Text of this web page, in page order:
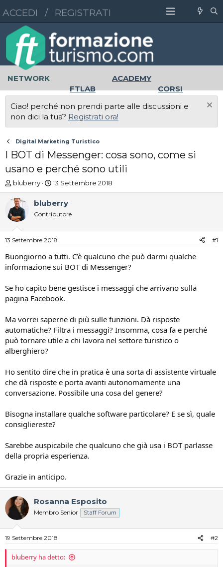
ACCEDI / REGISTRATI
NETWORK
ACADEMY
FTLAB
CORSI
LAVORO
Ciao! perché non prendi parte alle discussioni e
non dici la tua? Registrati ora!
Digital Marketing Turistico
I BOT di Messenger: cosa sono, come si
usano e perché sono utili
A
u
t
o
r
e
i
s
c
u
s
i
n
e
bluberry
D
a
t
d
n
i
13 Settembre 2018
bluberry
Contributore
13 Settembre 2018 #1
Buongiorno a tutti. C’è qualcuno che può darmi qualche
informazione sui BOT di Messenger?
Se ho capito bene gestisce i messaggi che arrivano sulla
pagina Facebook.
Ma vorrei saperne di più sulle funzioni. Dà risposte
automatiche? Filtra i messaggi? Insomma, cosa fa e perché
può tornare utile a chi lavora nel settore turistico o
alberghiero?
Ho sentito dire che in pratica è una sorta di assistente virtuale
che dà risposte e porta avanti autonomamente una
conversazione. Possibile una cosa del genere?
Bisogna installare qualche software particolare? E se sì, quale
consigliereste?
Sarebbe auspicabile che qualcuno che già usa i BOT parlasse
della propria esperienza.
Grazie in anticipo.
Rosanna Esposito
Membro Senior Staff Forum
19 Settembre 2018 #2
bluberry ha detto: